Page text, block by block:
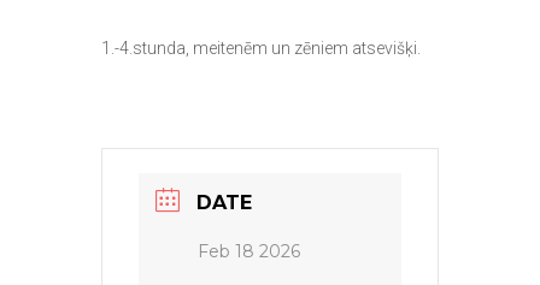
1.-4.stunda, meitenēm un zēniem atsevišķi.
DATE
Feb 18 2026